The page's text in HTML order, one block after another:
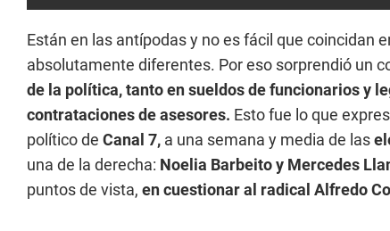
Están en las antípodas y no es fácil que coincidan
absolutamente diferentes. Por eso sorprendió un
de la política, tanto en sueldos de funcionarios y
contrataciones de asesores. Esto fue lo que
político de Canal 7, a una semana y media de las
una de la derecha: Noelia Barbeito y Mercedes
puntos de vista, en cuestionar al radical Alfredo